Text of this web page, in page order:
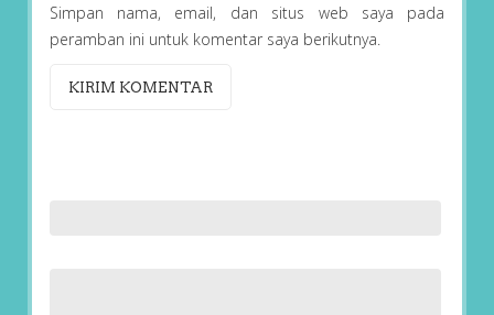
Simpan nama, email, dan situs web saya pada
peramban ini untuk komentar saya berikutnya.